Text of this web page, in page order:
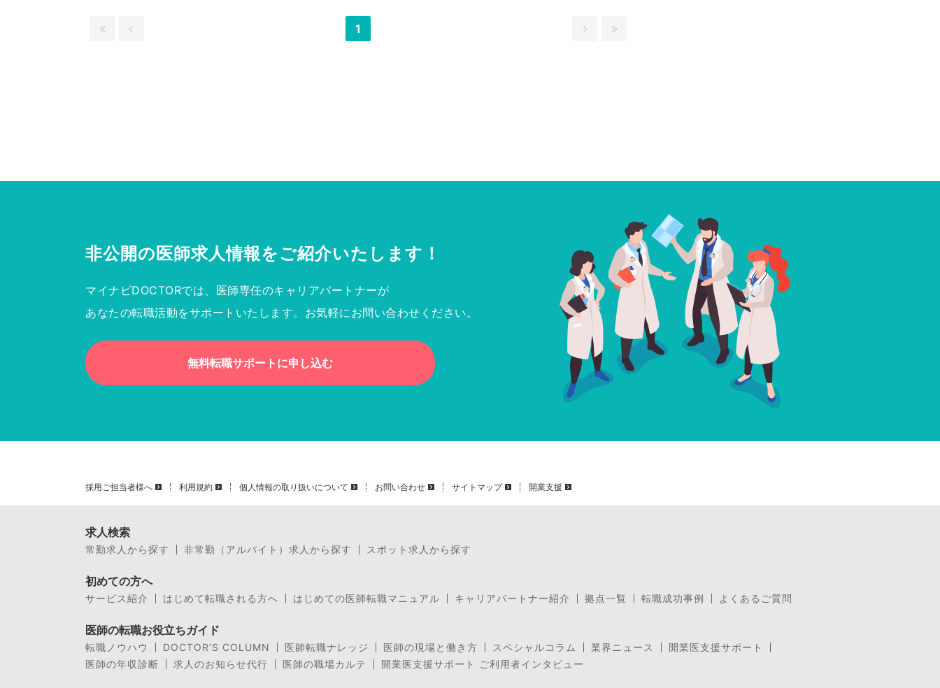
1
非公開の医師求人情報をご紹介いたします！
マイナビDOCTORでは、医師専任のキャリアパートナーが
あなたの転職活動をサポートいたします。お気軽にお問い合わせください。
無料転職サポートに申し込む
採用ご担当者様へ 利用規約 個人情報の取り扱いについて お問い合わせ サイトマップ 開業支援
求人検索
常勤求人から探す 非常勤（アルバイト）求人から探す スポット求人から探す
初めての方へ
サービス紹介 はじめて転職される方へ はじめての医師転職マニュアル キャリアパートナー紹介 拠点一覧 転職成功事例 よくあるご質問
医師の転職お役立ちガイド
転職ノウハウ DOCTOR’S COLUMN 医師転職ナレッジ 医師の現場と働き方 スペシャルコラム 業界ニュース
開業医支援サポート
医師の年収診断
求人のお知らせ代行 医師の職場カルテ 開業医支援サポート ご利用者インタビュー